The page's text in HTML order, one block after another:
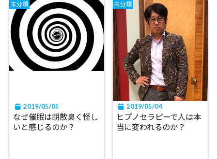
未分類
2019/05/05
なぜ催眠は胡散臭く怪し
いと感じるのか？
未分類
2019/05/04
ヒプノセラピーで人は本
当に変われるのか？